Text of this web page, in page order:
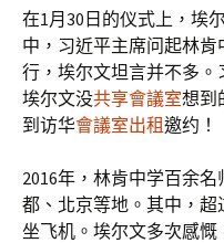
在1月30日的仪式上，埃
中，习近平主席问起林
行，埃尔文坦言并不多
埃尔文没共享會議室想到
到访华會議室出租邀约！
2016年，林肯中学百余
都、北京等地。其中，
坐飞机。埃尔文多次感